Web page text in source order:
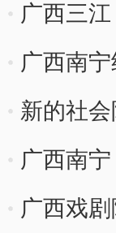
广西三
广西南
新的社会
动
广西南宁
广西戏